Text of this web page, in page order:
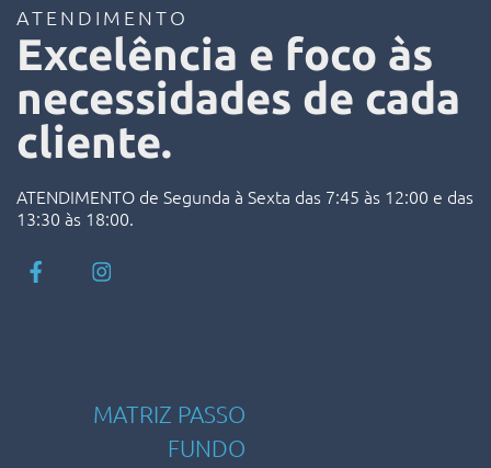
ATENDIMENTO
Excelência e foco às
necessidades de cada
cliente.
ATENDIMENTO de Segunda à Sexta das 7:45 às 12:00 e das
13:30 às 18:00.
MATRIZ PASSO
FUNDO